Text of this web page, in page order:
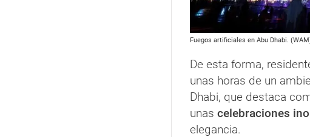
Fuegos artificiales en Abu Dhabi.
De esta forma,
unas horas de un
Dhabi, que destaca
unas celebraciones
elegancia.